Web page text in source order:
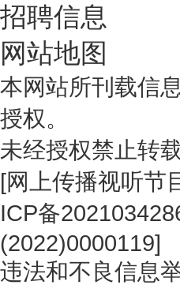
招聘信息
网站地图
本网站所刊载信
授权。
未经授权禁止转
[网上传播视听节
ICP备
(2022)0000119]
违法和不良信息